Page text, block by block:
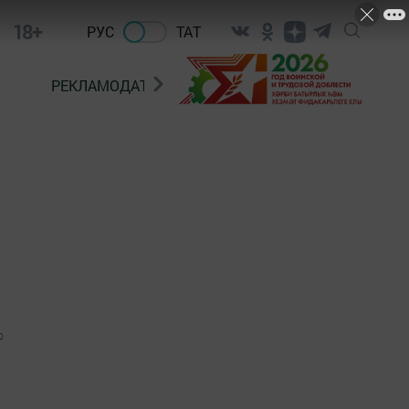
18+ РУС ТАТ
РЕКЛАМОДАТЕЛЯМ